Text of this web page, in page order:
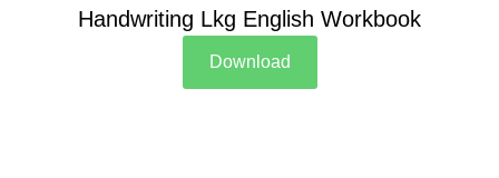
Handwriting Lkg English Workbook
Download